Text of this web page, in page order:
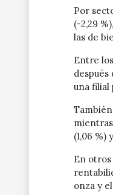
Por
(-2,29
las de
Entre
una filial
(1,06 %)
En otros
onza y